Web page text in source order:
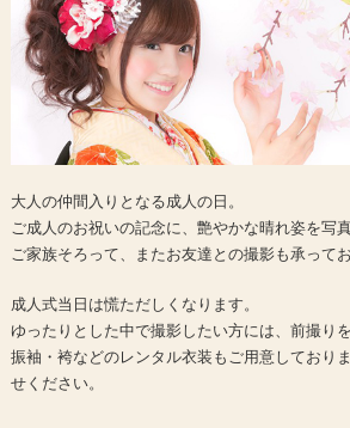
大人の仲間入りとなる成人の日。
ご成人のお祝いの記念に、 艶やかな晴れ姿を写
ご家族そろって、またお友達との撮影も承ってお
成人式当日は慌ただしくなります。
ゆったりとした中で撮影したい方には、前撮り
振袖・袴などのレンタル衣装もご用意しており
せください。